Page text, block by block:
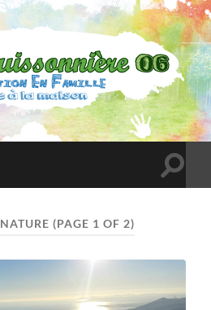
L'École
Buissonnière
06
Toggle
NATURE (PAGE 1 OF 2)